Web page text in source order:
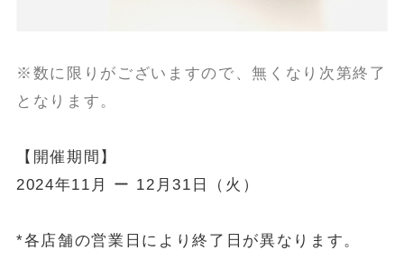
※数に限りがございますので、無くなり次第終了
となります。
【開催期間】
2024年11月 ー 12月31日（火）
*各店舗の営業日により終了日が異なります。